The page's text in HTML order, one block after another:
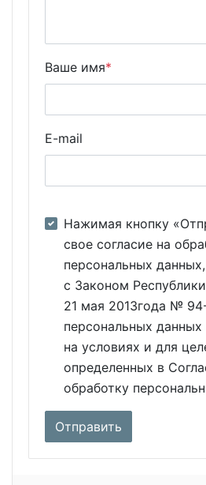
Ваше имя*
E-mail
Нажимая кнопку
свое согласие на
персональных
с Законом
21 мая 2013года №
персональных
на условиях и для
определенных в
обработку